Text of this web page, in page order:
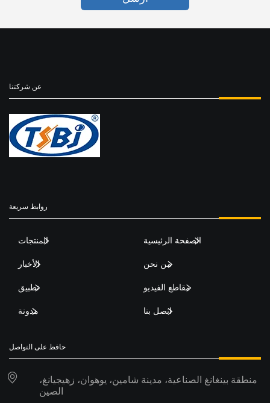
عن شركتنا
روابط سريعة
الصفحة الرئيسية المنتجات
من نحن الأخبار
مقاطع الفيديو تطبيق
اتصل بنا مدونة
حافظ على التواصل
منطقة بينغانغ الصناعية، مدينة شامين، يوهوان، زهيجيانغ،
الصين